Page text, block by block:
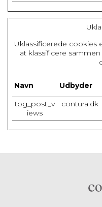
Uklassificerede
at klassificere
Navn Udbyder
tpg_post_v
iews
contura.dk